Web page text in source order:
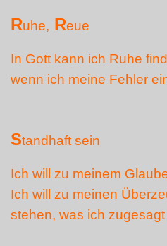
Ruhe, Reue
In Gott kann ich Ruhe
wenn ich meine Fehler
Standhaft sein
Ich will zu meinem
Ich will zu meinen
stehen, was ich